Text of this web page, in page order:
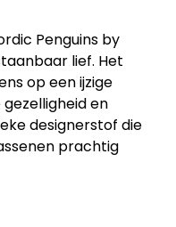
Penguins by
lief. Het
op een ijzige
en
designerstof die
prachtig